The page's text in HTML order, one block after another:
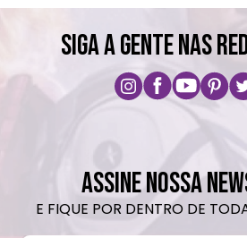
SIGA A GENTE NAS
ASSINE NOSSA
E FIQUE POR DENTRO DE